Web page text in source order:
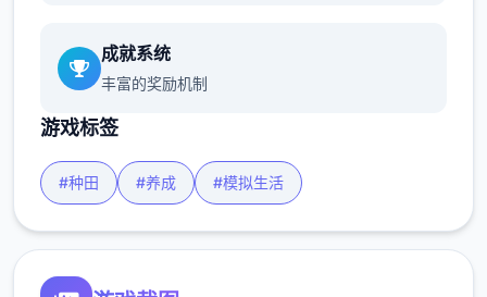
成就系统
丰富的奖励机制
游戏标签
#种田 #养成 #模拟生活